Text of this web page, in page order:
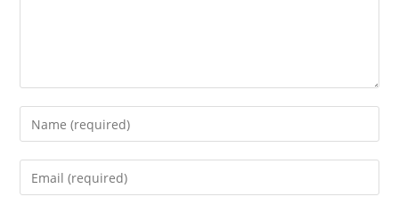
Enter
your
name
Enter
your